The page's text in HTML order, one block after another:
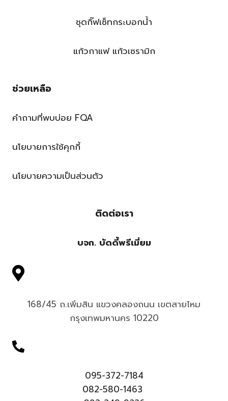
ชุดกิ๊ฟเซ็ทกระบอกน้ำ
แก้วกาแฟ แก้วเซรามิก
ช่วยเหลือ
คำถามที่พบบ่อย FQA
นโยบายการใช้คุกกี้
นโยบายความเป็นส่วนตัว
ติดต่อเรา
บจก. บัดดี้พรีเมี่ยม
168/45 ถ.เพิ่มสิน แขวงคลองถนน เขตสายไหม
กรุงเทพมหานคร 10220
095-372-7184
082-580-1463